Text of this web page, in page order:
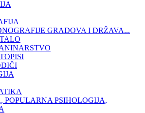
GRADOVA I DRŽAVA...
POPULARNA PSIHOLOGIJA,